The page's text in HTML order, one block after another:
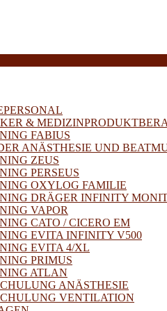
&
FABIUS
ANÄSTHESIE UND
ZEUS
PERSEUS
OXYLOG FAMILIE
DRÄGER INFINITY
VAPOR
CATO / CICERO EM
EVITA INFINITY V500
EVITA 4/XL
PRIMUS
ATLAN
ANÄSTHESIE
VENTILATION